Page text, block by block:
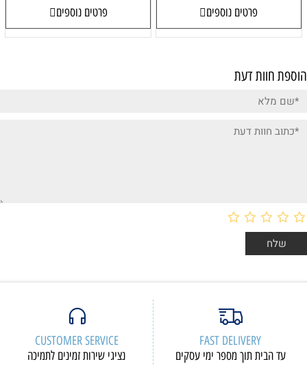
פרטים נוספים פרטים נוספים
הוספת חוות דעת
FAST DELIVERY
עד הבית תוך מספר ימי עסקים
CUSTOMER SERVICE
נציגי שירות זמינים לתמיכה